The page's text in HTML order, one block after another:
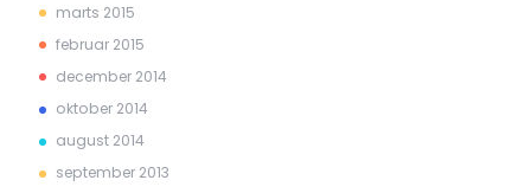
marts 2015
februar 2015
december 2014
oktober 2014
august 2014
september 2013